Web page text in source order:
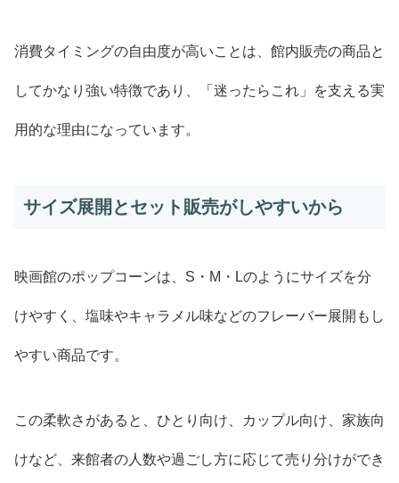
消費タイミングの自由度が高いことは、館内販売の商品と
してかなり強い特徴であり、「迷ったらこれ」を支える実
用的な理由になっています。
サイズ展開とセット販売がしやすいから
映画館のポップコーンは、S・M・Lのようにサイズを分
けやすく、塩味やキャラメル味などのフレーバー展開もし
やすい商品です。
この柔軟さがあると、ひとり向け、カップル向け、家族向
けなど、来館者の人数や過ごし方に応じて売り分けができ